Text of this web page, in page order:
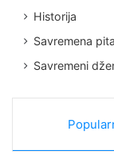
Historija
Savremena
Savremeni